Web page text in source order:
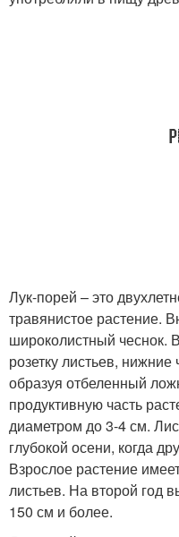
Лук-порей – это
травянистое растение.
широколистный чеснок.
розетку листьев,
образуя отбеленный
продуктивную часть
диаметром до 3-4 см.
глубокой осени, когда
Взрослое растение
листьев. На второй год
150 см и более.